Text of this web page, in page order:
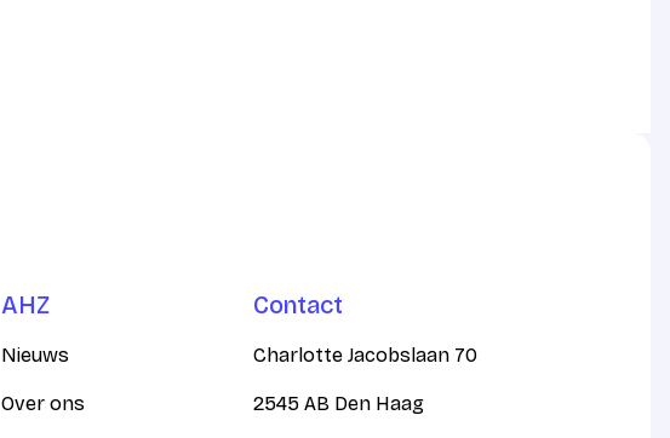
AHZ
Nieuws
Over ons
Contact
Charlotte Jacobslaan 70
2545 AB Den Haag